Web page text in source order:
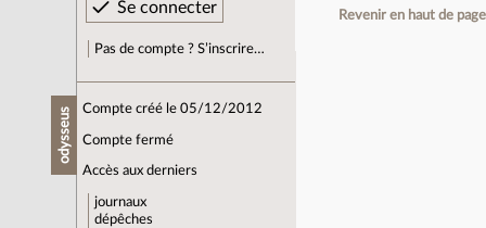
Pas de compte ? S’inscrire…
odysseus Compte créé le 05/12/2012
Compte fermé
Accès aux derniers
journaux
dépêches
Revenir en haut de page